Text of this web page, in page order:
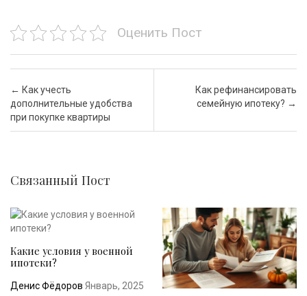
Оценить Пост
Почтовая навигация
← Как учесть
дополнительные удобства
при покупке квартиры
Как рефинансировать
семейную ипотеку? →
Связанный Пост
Какие условия у военной
ипотеки?
Денис Фёдоров Январь, 2025